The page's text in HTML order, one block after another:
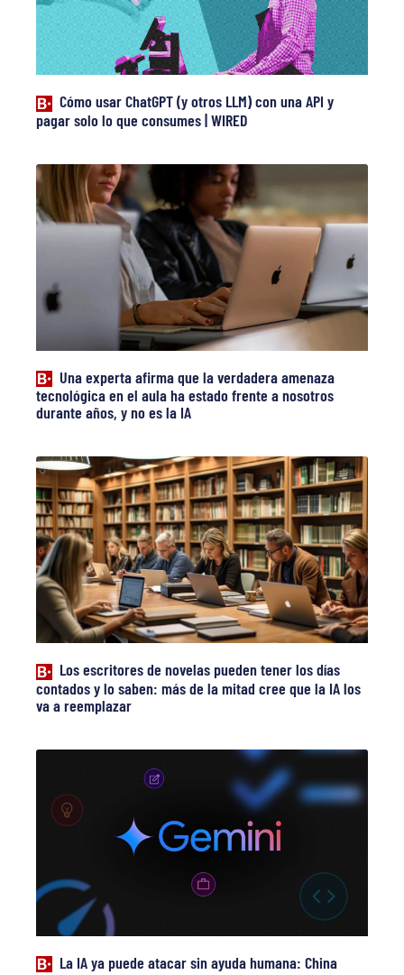
Cómo usar ChatGPT (y otros LLM) con una API y
pagar solo lo que consumes | WIRED
Una experta afirma que la verdadera amenaza
tecnológica en el aula ha estado frente a nosotros
durante años, y no es la IA
Los escritores de novelas pueden tener los días
contados y lo saben: más de la mitad cree que la IA los
va a reemplazar
La IA ya puede atacar sin ayuda humana: China